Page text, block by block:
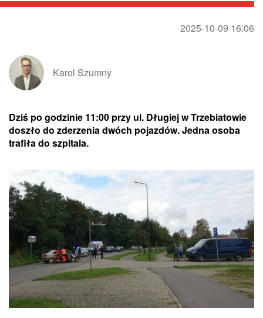
2025-10-09 16:06
Karol Szumny
Dziś po godzinie 11:00 przy ul. Długiej w Trzebiatowie
doszło do zderzenia dwóch pojazdów. Jedna osoba
trafiła do szpitala.